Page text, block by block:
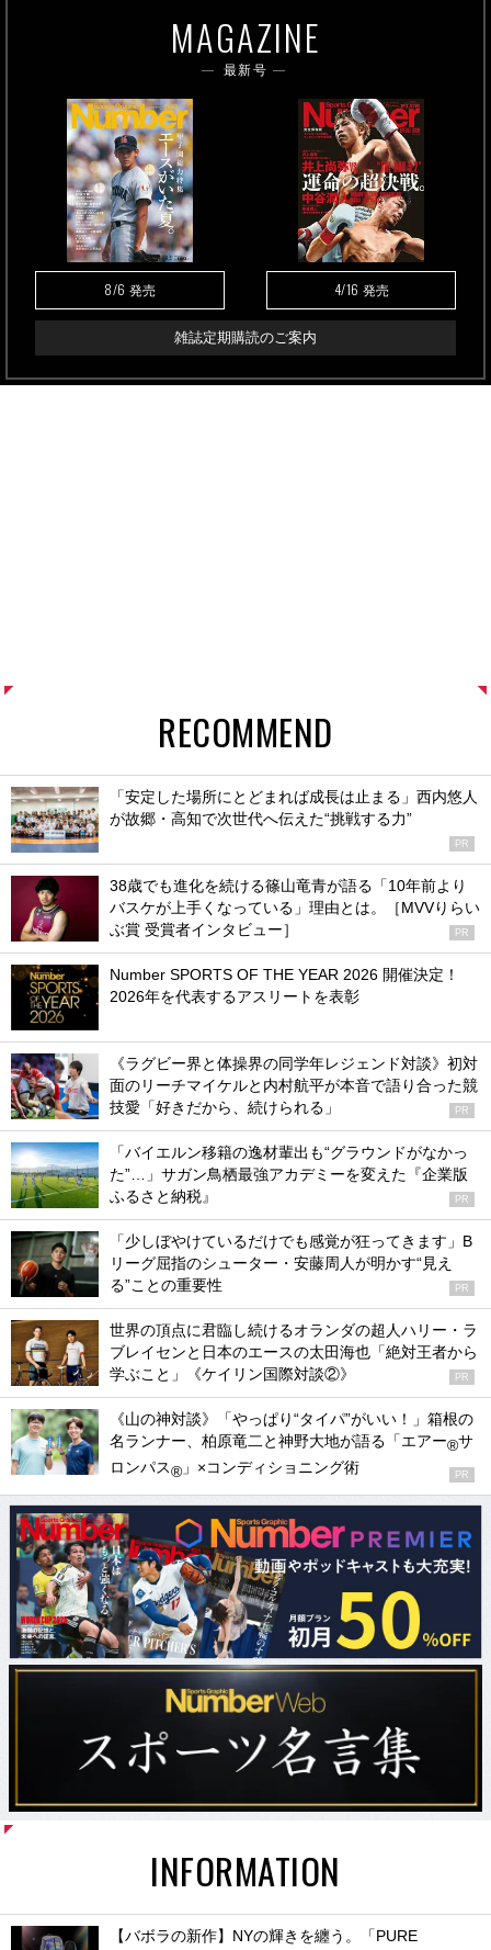
MAGAZINE
最新号
8/6 発売 4/16 発売
雑誌定期購読のご案内
RECOMMEND
「安定した場所にとどまれば成長は止まる」西内悠人
が故郷・高知で次世代へ伝えた“挑戦する力”
PR
38歳でも進化を続ける篠山竜青が語る「10年前より
バスケが上手くなっている」理由とは。［MVVりらい
ぶ賞 受賞者インタビュー］
PR
Number SPORTS OF THE YEAR 2026 開催決定！
2026年を代表するアスリートを表彰
《ラグビー界と体操界の同学年レジェンド対談》初対
面のリーチマイケルと内村航平が本音で語り合った競
技愛「好きだから、続けられる」
PR
「バイエルン移籍の逸材輩出も“グラウンドがなかっ
た”…」サガン鳥栖最強アカデミーを変えた『企業版
ふるさと納税』
PR
「少しぼやけているだけでも感覚が狂ってきます」B
リーグ屈指のシューター・安藤周人が明かす“見え
る”ことの重要性
PR
世界の頂点に君臨し続けるオランダの超人ハリー・ラ
ブレイセンと日本のエースの太田海也「絶対王者から
学ぶこと」《ケイリン国際対談②》
PR
《山の神対談》「やっぱり“タイパ”がいい！」箱根の
名ランナー、柏原竜二と神野大地が語る「エアー®サ
ロンパス® 」×コンディショニング術 PR
INFORMATION
【バボラの新作】NYの輝きを纏う。「PURE